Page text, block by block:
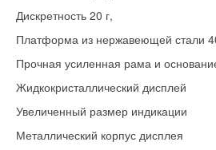
Дискретность 20 г,
Платформа из нержавеющей стали
Прочная усиленная рама и
Жидкокристаллический дисплей
Увеличенный размер индикации
Металлический корпус дисплея